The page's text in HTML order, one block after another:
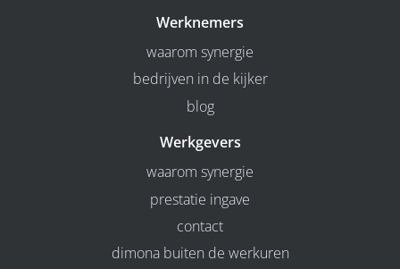
Werknemers
waarom synergie
bedrijven in de kijker
blog
Werkgevers
waarom synergie
prestatie ingave
contact
dimona buiten de werkuren